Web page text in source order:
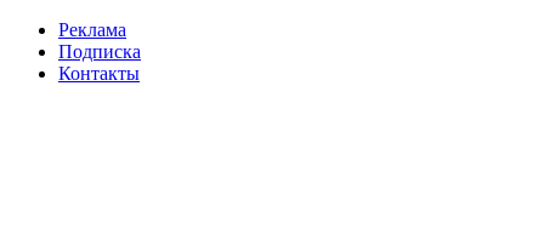
Реклама
Подписка
Контакты